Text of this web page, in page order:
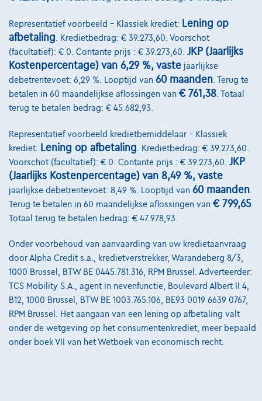
Mercedes-Benz GLA 180
1.6 122cv Automatique noir 11/19 84921km Airco
€19.950 1
€395,57/maand
Ontdek het volledige cijfervoorbeeld
6140 Fontaine-L'eveque,GSL Motors
Vergelijk
Representatief voorbeeld – Klassiek krediet: Lening op
afbetaling . Kredietbedrag: € 39.273,60. Voorschot
(facultatief): € 0. Contante prijs : € 39.273,60. JKP (Jaarlijks
Kostenpercentage) van 6,29 %, vaste jaarlijkse
debetrentevoet: 6,29 %. Looptijd van 60 maanden . Terug te
betalen in 60 maandelijkse aflossingen van € 761,38 . Totaal
terug te betalen bedrag: € 45.682,93.
Representatief voorbeeld kredietbemiddelaar – Klassiek
krediet: Lening op afbetaling . Kredietbedrag: € 39.273,60.
Voorschot (facultatief): € 0. Contante prijs : € 39.273,60. JKP
(Jaarlijks Kostenpercentage) van 8,49 %, vaste
jaarlijkse debetrentevoet: 8,49 %. Looptijd van 60 maanden
Terug te betalen in 60 maandelijkse aflossingen van € 799,65.
Totaal terug te betalen bedrag: € 47.978,93.
Onder voorbehoud van aanvaarding van uw kredietaanvraag
door Alpha Credit s.a., kredietverstrekker, Warandeberg 8/3,
1000 Brussel, BTW BE 0445.781.316, RPM Brussel. Adverteerder:
TCS Mobility S.A., agent in nevenfunctie, Boulevard Albert II 4,
B12, 1000 Brussel, BTW BE 1003.765.106, BE93 0019 6639 0767,
RPM Brussel. Het aangaan van een lening op afbetaling valt
onder de wetgeving op het consumentenkrediet, meer bepaald
onder boek VII van het Wetboek van economisch recht.